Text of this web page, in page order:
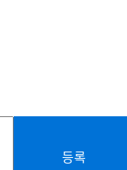
등록